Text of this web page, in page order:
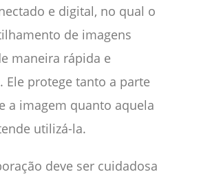
e digital, no qual o
de imagens
maneira rápida e
Ele protege tanto a parte
a imagem quanto aquela
utilizá-la.
deve ser cuidadosa